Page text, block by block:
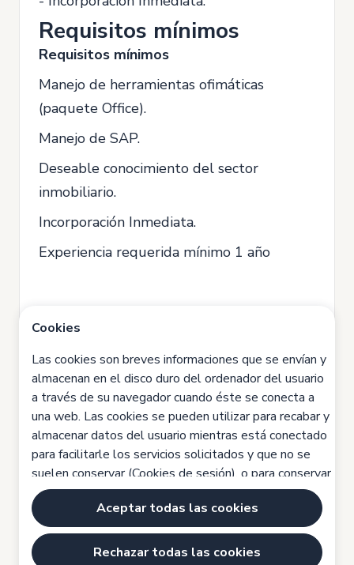
Requisitos mínimos
Requisitos mínimos
Manejo de herramientas ofimáticas
(paquete Office).
Manejo de SAP.
Deseable conocimiento del sector
inmobiliario.
Incorporación Inmediata.
Experiencia requerida mínimo 1 año
movimiento y crecer en un entorno que
valora tu trabajo, esta es tu oportunidad.
¡Te estamos esperando!
Somos una empresa comprometida con la
igualdad y no discriminamos por género,
etnia, orientación sexual, diversidad
funcional, edad u otros aspectos
protegidos por la legislación. Éste proceso
de selección se basa en criterios objetivos
de profesionalidad, méritos y capacidad.
Cookies
Las cookies son breves informaciones que se envían y
almacenan en el disco duro del ordenador del usuario
a través de su navegador cuando éste se conecta a
una web. Las cookies se pueden utilizar para recabar y
almacenar datos del usuario mientras está conectado
para facilitarle los servicios solicitados y que no se
suelen conservar (Cookies de sesión), o para conservar
los datos del usuario para otro tipo de servicios
futuros y que se pueden conservar por tiempo
indefinido (Cookies persistentes). Las cookies pueden
ser propias o de terceros.
Aceptar todas las cookies
Rechazar todas las cookies